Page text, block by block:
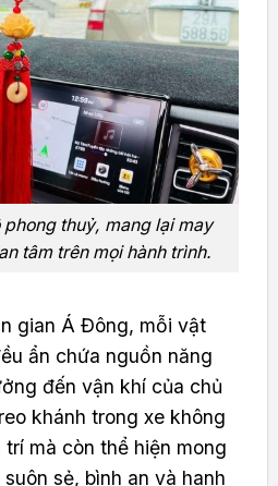
phong thuỷ, mang lại may
tâm trên mọi hành trình.
gian Á Đông, mỗi vật
ẩn chứa nguồn năng
đến vận khí của chủ
khánh trong xe không
mà còn thể hiện mong
sẻ, bình an và hanh